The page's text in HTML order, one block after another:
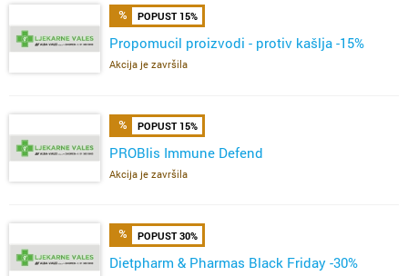
POPUST 15%
Propomucil proizvodi - protiv kašlja -15%
Akcija je završila
POPUST 15%
PROBlis Immune Defend
Akcija je završila
POPUST 30%
Dietpharm & Pharmas Black Friday -30%